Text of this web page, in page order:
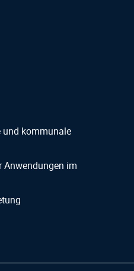
und kommunale
Anwendungen im